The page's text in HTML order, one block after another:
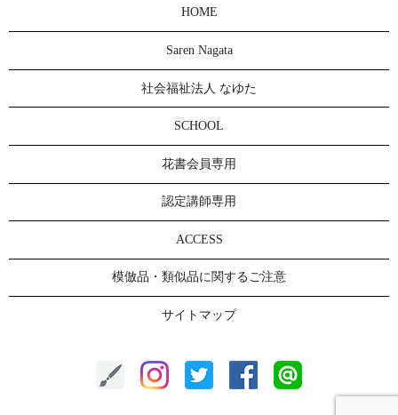
HOME
Saren Nagata
社会福祉法人 なゆた
SCHOOL
花書会員専用
認定講師専用
ACCESS
模倣品・類似品に関するご注意
サイトマップ